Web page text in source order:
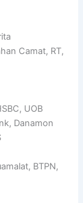
Camat, RT,
UOB
Danamon
BTPN,